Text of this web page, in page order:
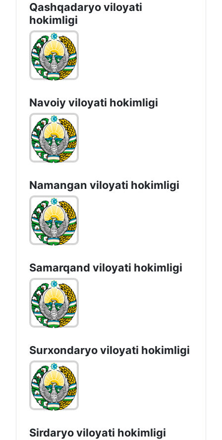
Qashqadaryo viloyati
hоkimligi
Navoiy vilоyati hоkimligi
Namangan vilоyati hоkimligi
Samarqand viloyati hokimligi
Surxondaryo vilоyati hоkimligi
Sirdaryo vilоyati hоkimligi